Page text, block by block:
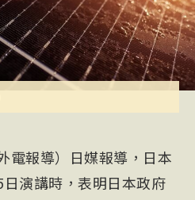
電報導）日媒報導，日本
演講時，表明日本政府